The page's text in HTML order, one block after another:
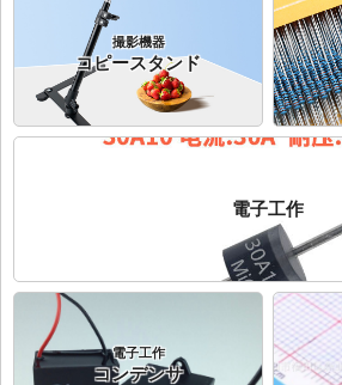
撮影機器
コピースタンド
電子工作
電子工作
コンデンサ